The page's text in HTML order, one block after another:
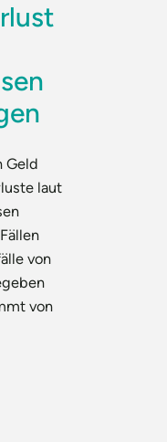
Geld
laut
von
von